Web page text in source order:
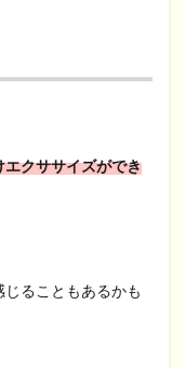
クササイズができ
ることもあるかも